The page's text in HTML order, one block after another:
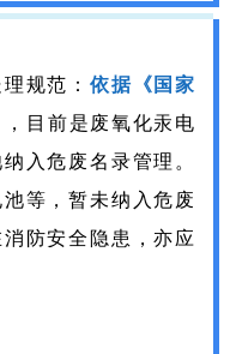
规范： 依据《国家
，目前是废氧化汞电
入危废名录管理。
等，暂未纳入危废
防安全隐患，亦应